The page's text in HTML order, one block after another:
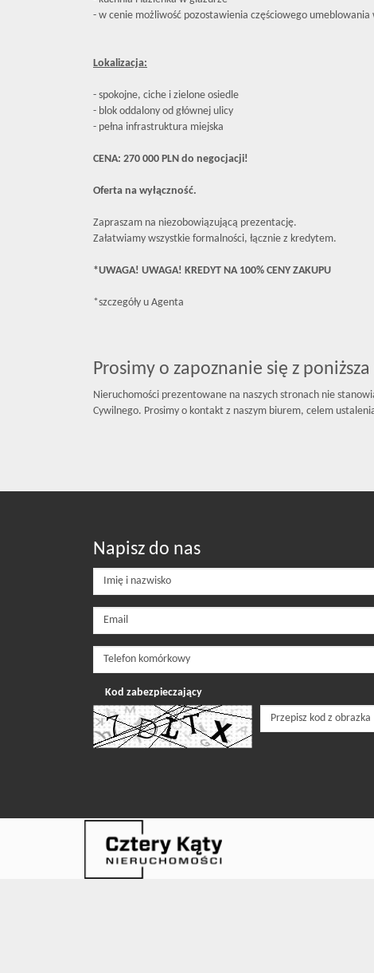
- w cenie możliwość pozostawienia częściowego umeblowania
Lokalizacja:
- spokojne, ciche i zielone osiedle
- blok oddalony od głównej ulicy
- pełna infrastruktura miejska
CENA: 270 000 PLN do negocjacji!
Oferta na wyłączność.
Zapraszam na niezobowiązującą prezentację.
Załatwiamy wszystkie formalności, łącznie z kredytem.
*UWAGA! UWAGA! KREDYT NA 100% CENY ZAKUPU
*szczegóły u Agenta
Prosimy o zapoznanie się z
Nieruchomości prezentowane na naszych stronach nie
Cywilnego. Prosimy o kontakt z naszym biurem, celem
Napisz do nas
Kod zabezpieczający